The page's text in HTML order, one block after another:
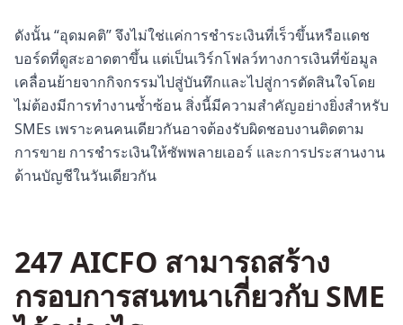
ดังนั้น “อุดมคติ” จึงไม่ใช่แค่การชำระเงินที่เร็วขึ้นหรือแดช
บอร์ดที่ดูสะอาดตาขึ้น แต่เป็นเวิร์กโฟลว์ทางการเงินที่ข้อมูล
เคลื่อนย้ายจากกิจกรรมไปสู่บันทึกและไปสู่การตัดสินใจโดย
ไม่ต้องมีการทำงานซ้ำซ้อน สิ่งนี้มีความสำคัญอย่างยิ่งสำหรับ
SMEs เพราะคนคนเดียวกันอาจต้องรับผิดชอบงานติดตาม
การขาย การชำระเงินให้ซัพพลายเออร์ และการประสานงาน
ด้านบัญชีในวันเดียวกัน
247 AICFO สามารถสร้าง
กรอบการสนทนาเกี่ยวกับ SME